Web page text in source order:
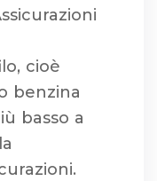
cioè
benzina
basso a